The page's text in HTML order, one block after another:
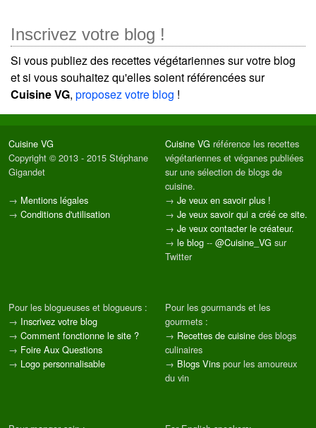
Inscrivez votre blog !
Si vous publiez des recettes végétariennes sur votre blog
et si vous souhaitez qu'elles soient référencées sur
Cuisine VG, proposez votre blog !
Cuisine VG
Copyright © 2013 - 2015 Stéphane
Gigandet
→ Mentions légales
→ Conditions d'utilisation
Cuisine VG référence les recettes
végétariennes et véganes publiées
sur une sélection de blogs de
cuisine.
→ Je veux en savoir plus !
→ Je veux savoir qui a créé ce site.
→ Je veux contacter le créateur.
→ le blog -- @Cuisine_VG sur
Twitter
Pour les blogueuses et blogueurs :
→ Inscrivez votre blog
→ Comment fonctionne le site ?
→ Foire Aux Questions
→ Logo personnalisable
Pour les gourmands et les
gourmets :
→ Recettes de cuisine des blogs
culinaires
→ Blogs Vins pour les amoureux
du vin